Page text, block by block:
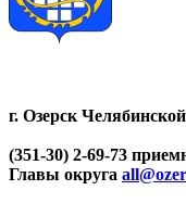
г. Озерск
(351-30) 2-69-73
Главы округа